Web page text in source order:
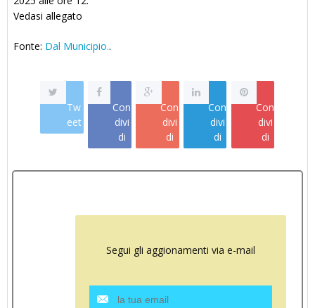
Vedasi allegato
Fonte: Dal Municipio..
Tw
eet
Con
divi
di
Con
divi
di
Con
divi
di
Con
divi
di
Segui gli aggionamenti via e-mail